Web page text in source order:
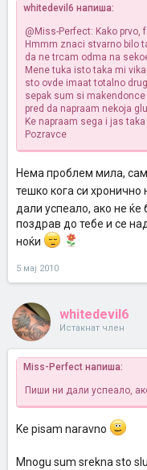
whitedevil6 напиша:
@Miss-Perfect: Kako
Hmmm znaci stvarno bilo
da ne trcam odma na
Mene tuka isto taka mi
sto ovde imaat totalno
sepak sum si
pred da napraam nekoja
Ke napraam sega i jas
Pozravce
Нема проблем мила,
тешко кога си хронично
дали успеало, ако не
поздрав до тебе и се
ноќи
5 мај 2010
whitedevil6
Истакнат член
Miss-Perfect напиша:
Пиши ни дали успеало,
Ke pisam naravno
Mnogu sum srekna sto